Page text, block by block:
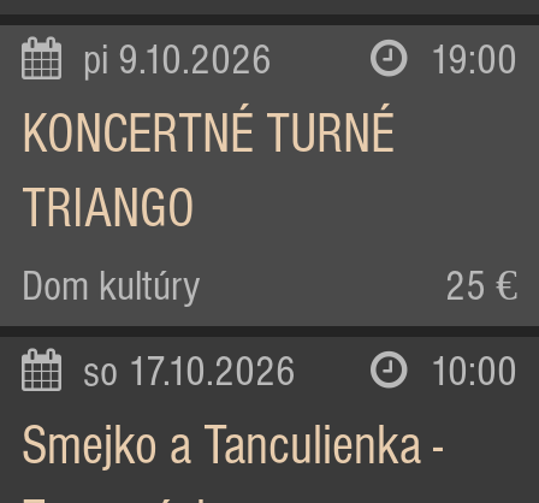
pi 9.10.2026 19:00
KONCERTNÉ TURNÉ
TRIANGO
Dom kultúry 25 €
so 17.10.2026 10:00
Smejko a Tanculienka -